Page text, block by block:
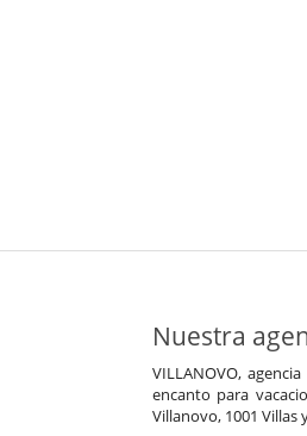
Nuestra
VILLANOVO,
encanto para
Villanovo, 1001 Villas